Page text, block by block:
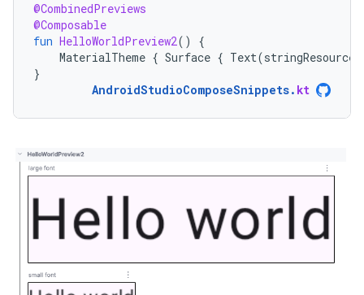
@CombinedPreviews
@Composable
fun HelloWorldPreview2()
{
MaterialTheme { Surface { Text(stringResource
}
AndroidStudioComposeSnippets. kt